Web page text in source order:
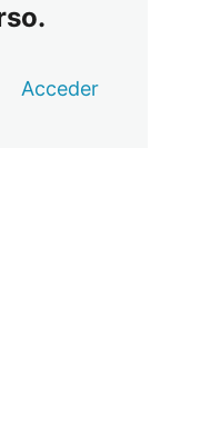
Acceder